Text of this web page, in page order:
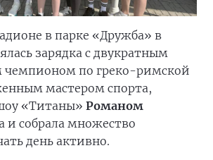
в парке «Дружба» в
зарядка с двукратным
по греко-римской
мастером спорта,
«Титаны» Романом
и собрала множество
день активно.